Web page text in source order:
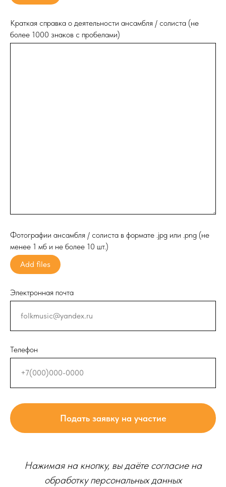
Краткая справка о деятельности ансамбля / солиста (не
более 1000 знаков с пробелами)
Фотографии ансамбля / солиста в формате .jpg или .png (не
менее 1 мб и не более 10 шт.)
Add files
Электронная почта
Телефон
Подать заявку на участие
Нажимая на кнопку, вы даёте согласие на
обработку персональных данных